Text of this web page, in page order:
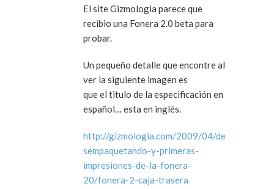
El site Gizmologia parece que
recibio una Fonera 2.0 beta para
probar.
Un pequeño detalle que encontre al
ver la siguiente imagen es
que el titulo de la especificación en
español… esta en inglés.
http://gizmologia.com/2009/04/de
sempaquetando-y-primeras-
impresiones-de-la-fonera-
20/fonera-2-caja-trasera